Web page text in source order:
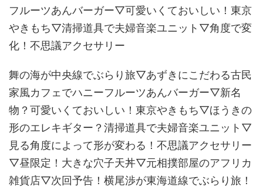
フルーツあんバーガー▽可愛いくておいしい！東京
やきもち▽清掃道具で夫婦音楽ユニット▽角度で変
化！不思議アクセサリー
舞の海が中央線でぶらり旅▽あずきにこだわる古民
家風カフェでハニーフルーツあんバーガー▽新名
物？可愛いくておいしい！東京やきもち▽ほうきの
形のエレキギター？清掃道具で夫婦音楽ユニット▽
見る角度によって形が変わる！不思議アクセサリー
▽昼限定！大きな穴子天丼▽元相撲部屋のアフリカ
雑貨店▽次回予告！横尾渉が東海道線でぶらり旅！